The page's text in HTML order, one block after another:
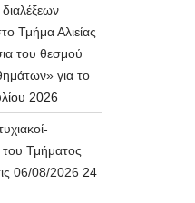
Τμήμα Αλιείας
του θεσμού
για το
2026
Τμήματος
06/08/2026 24